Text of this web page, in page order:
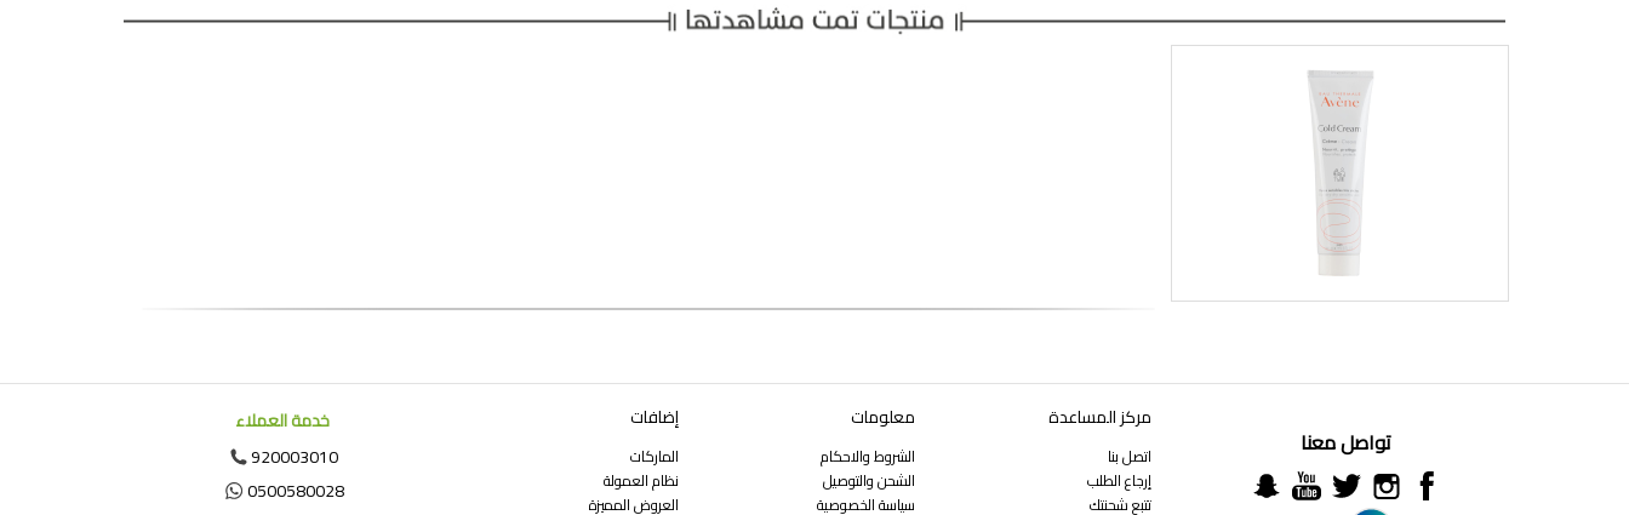
تواصل معنا
مركز المساعدة
اتصل بنا
إرجاع الطلب
تتبع شحنتك
معلومات
الشروط والاحكام
الشحن والتوصيل
سياسة الخصوصية
إضافات
الماركات
نظام العمولة
العروض المميزة
خدمة العملاء
920003010
0500580028